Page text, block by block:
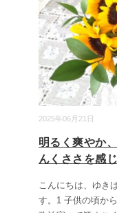
2025年06月21日
明るく爽やか
んくささを感
こんにちは、ゆき
す。1 子供の頃か